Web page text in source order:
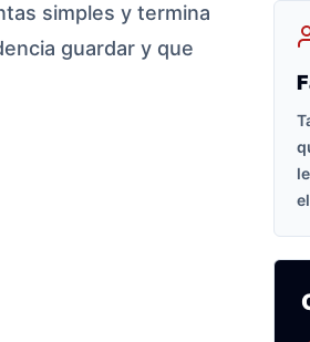
simples y termina
guardar y que